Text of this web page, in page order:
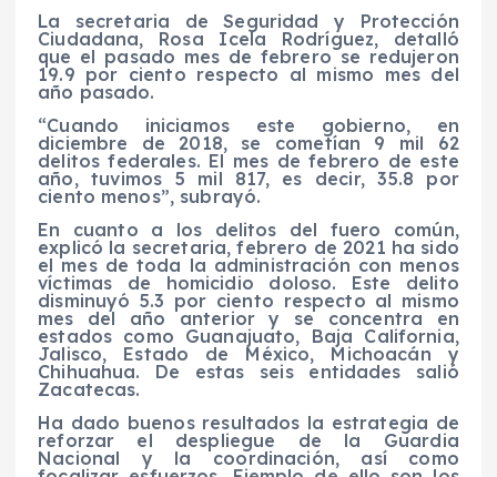
La secretaria de Seguridad y Protección
Ciudadana, Rosa Icela Rodríguez, detalló
que el pasado mes de febrero se redujeron
19.9 por ciento respecto al mismo mes del
año pasado.
“Cuando iniciamos este gobierno, en
diciembre de 2018, se cometían 9 mil 62
delitos federales. El mes de febrero de este
año, tuvimos 5 mil 817, es decir, 35.8 por
ciento menos”, subrayó.
En cuanto a los delitos del fuero común,
explicó la secretaria, febrero de 2021 ha sido
el mes de toda la administración con menos
víctimas de homicidio doloso. Este delito
disminuyó 5.3 por ciento respecto al mismo
mes del año anterior y se concentra en
estados como Guanajuato, Baja California,
Jalisco, Estado de México, Michoacán y
Chihuahua. De estas seis entidades salió
Zacatecas.
Ha dado buenos resultados la estrategia de
reforzar el despliegue de la Guardia
Nacional y la coordinación, así como